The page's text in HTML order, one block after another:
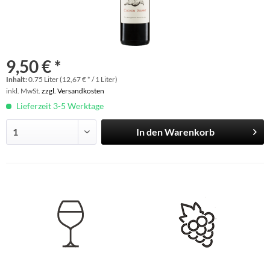
9,50 € *
Inhalt:0.75 Liter (12,67 € * / 1 Liter)
inkl. MwSt. zzgl. Versandkosten
Lieferzeit 3-5 Werktage
In denWarenkorb